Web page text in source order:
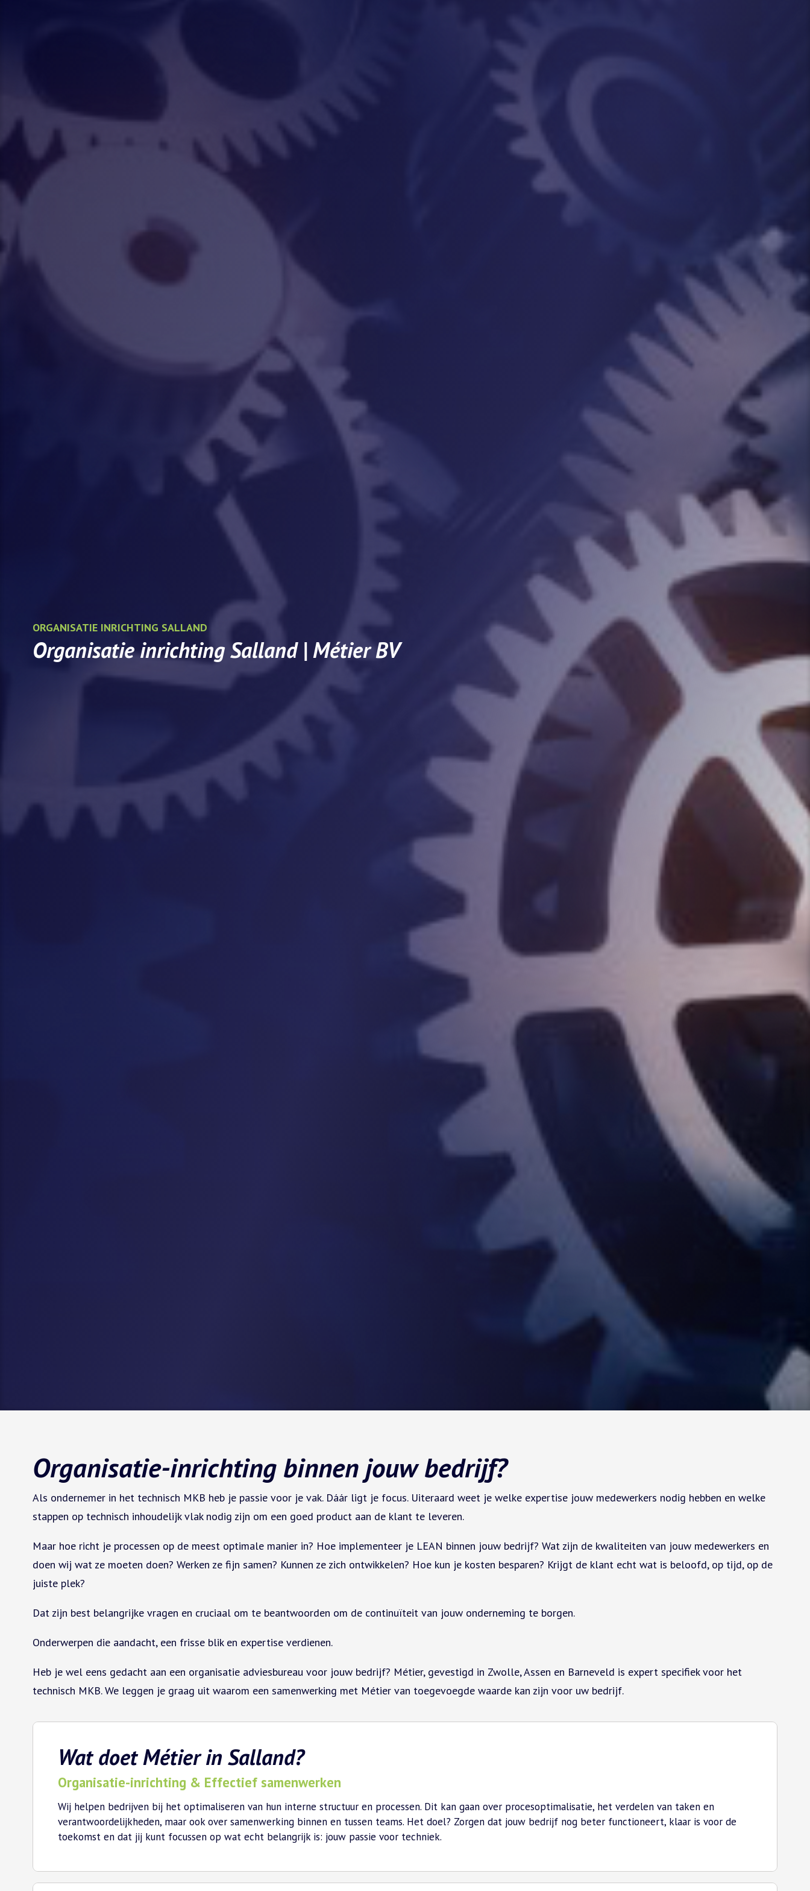
ORGANISATIE INRICHTING SALLAND
Organisatie inrichting Salland | Métier BV
Organisatie-inrichting binnen jouw bedrijf?
Als ondernemer in het technisch MKB heb je passie voor je vak. Dáár ligt je focus. Uiteraard weet je welke expertise jouw medewerkers nodig hebben en welke
stappen op technisch inhoudelijk vlak nodig zijn om een goed product aan de klant te leveren.
Maar hoe richt je processen op de meest optimale manier in? Hoe implementeer je LEAN binnen jouw bedrijf? Wat zijn de kwaliteiten van jouw medewerkers en
doen wij wat ze moeten doen? Werken ze fijn samen? Kunnen ze zich ontwikkelen? Hoe kun je kosten besparen? Krijgt de klant echt wat is beloofd, op tijd, op de
juiste plek?
Dat zijn best belangrijke vragen en cruciaal om te beantwoorden om de continuïteit van jouw onderneming te borgen.
Onderwerpen die aandacht, een frisse blik en expertise verdienen.
Heb je wel eens gedacht aan een organisatie adviesbureau voor jouw bedrijf? Métier, gevestigd in Zwolle, Assen en Barneveld is expert specifiek voor het
technisch MKB. We leggen je graag uit waarom een samenwerking met Métier van toegevoegde waarde kan zijn voor uw bedrijf.
Wat doet Métier in Salland?
Organisatie-inrichting & Effectief samenwerken
Wij helpen bedrijven bij het optimaliseren van hun interne structuur en processen. Dit kan gaan over procesoptimalisatie, het verdelen van taken en
verantwoordelijkheden, maar ook over samenwerking binnen en tussen teams. Het doel? Zorgen dat jouw bedrijf nog beter functioneert, klaar is voor de
toekomst en dat jij kunt focussen op wat echt belangrijk is: jouw passie voor techniek.